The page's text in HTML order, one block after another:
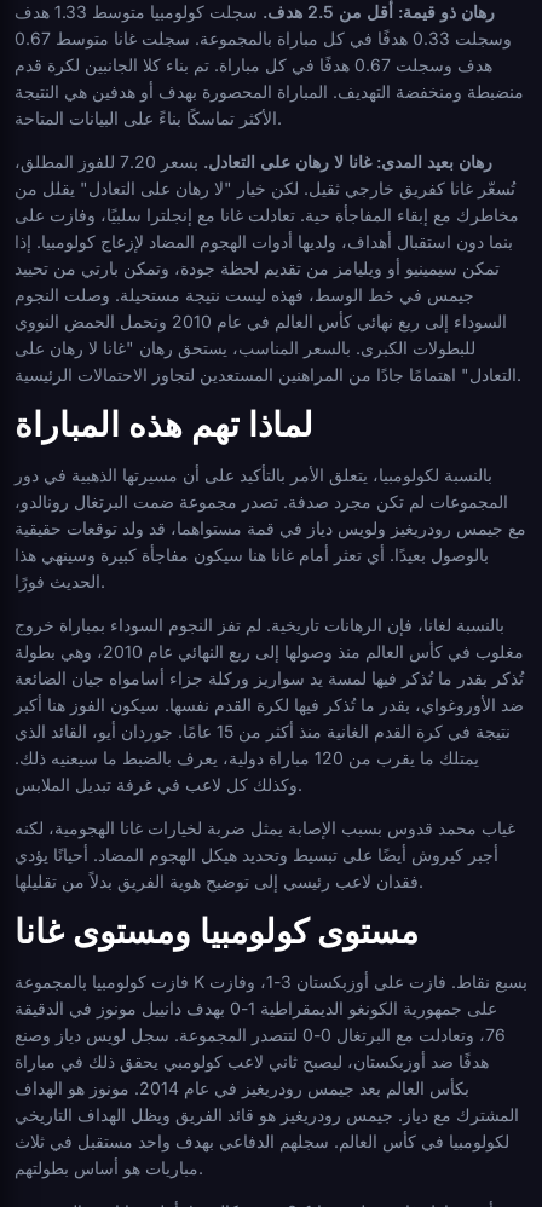
رهان ذو قيمة: أقل من 2.5 هدف.
سجلت كولومبيا متوسط 1.33 هدف
وسجلت 0.33 هدفًا في كل مباراة بالمجموعة. سجلت غانا متوسط 0.67
هدف وسجلت 0.67 هدفًا في كل مباراة. تم بناء كلا الجانبين لكرة قدم
منضبطة ومنخفضة التهديف. المباراة المحصورة بهدف أو هدفين هي النتيجة
الأكثر تماسكًا بناءً على البيانات المتاحة.
رهان بعيد المدى: غانا لا رهان على التعادل.
بسعر 7.20 للفوز المطلق،
تُسعّر غانا كفريق خارجي ثقيل. لكن خيار "لا رهان على التعادل" يقلل من
مخاطرك مع إبقاء المفاجأة حية. تعادلت غانا مع إنجلترا سلبيًا، وفازت على
بنما دون استقبال أهداف، ولديها أدوات الهجوم المضاد لإزعاج كولومبيا. إذا
تمكن سيمينيو أو ويليامز من تقديم لحظة جودة، وتمكن بارتي من تحييد
جيمس في خط الوسط، فهذه ليست نتيجة مستحيلة. وصلت النجوم
السوداء إلى ربع نهائي كأس العالم في عام 2010 وتحمل الحمض النووي
للبطولات الكبرى. بالسعر المناسب، يستحق رهان "غانا لا رهان على
التعادل" اهتمامًا جادًا من المراهنين المستعدين لتجاوز الاحتمالات الرئيسية.
لماذا تهم هذه المباراة
بالنسبة لكولومبيا، يتعلق الأمر بالتأكيد على أن مسيرتها الذهبية في دور
المجموعات لم تكن مجرد صدفة. تصدر مجموعة ضمت البرتغال رونالدو،
مع جيمس رودريغيز ولويس دياز في قمة مستواهما، قد ولد توقعات حقيقية
بالوصول بعيدًا. أي تعثر أمام غانا هنا سيكون مفاجأة كبيرة وسينهي هذا
الحديث فورًا.
بالنسبة لغانا، فإن الرهانات تاريخية. لم تفز النجوم السوداء بمباراة خروج
مغلوب في كأس العالم منذ وصولها إلى ربع النهائي عام 2010، وهي بطولة
تُذكر بقدر ما تُذكر فيها لمسة يد سواريز وركلة جزاء أسامواه جيان الضائعة
ضد الأوروغواي، بقدر ما تُذكر فيها لكرة القدم نفسها. سيكون الفوز هنا أكبر
نتيجة في كرة القدم الغانية منذ أكثر من 15 عامًا. جوردان أيو، القائد الذي
يمتلك ما يقرب من 120 مباراة دولية، يعرف بالضبط ما سيعنيه ذلك.
وكذلك كل لاعب في غرفة تبديل الملابس.
غياب محمد قدوس بسبب الإصابة يمثل ضربة لخيارات غانا الهجومية، لكنه
أجبر كيروش أيضًا على تبسيط وتحديد هيكل الهجوم المضاد. أحيانًا يؤدي
فقدان لاعب رئيسي إلى توضيح هوية الفريق بدلاً من تقليلها.
مستوى كولومبيا ومستوى غانا
فازت كولومبيا بالمجموعة K بسبع نقاط. فازت على أوزبكستان 3-1، وفازت
على جمهورية الكونغو الديمقراطية 1-0 بهدف دانييل مونوز في الدقيقة
76، وتعادلت مع البرتغال 0-0 لتتصدر المجموعة. سجل لويس دياز وصنع
هدفًا ضد أوزبكستان، ليصبح ثاني لاعب كولومبي يحقق ذلك في مباراة
بكأس العالم بعد جيمس رودريغيز في عام 2014. مونوز هو الهداف
المشترك مع دياز. جيمس رودريغيز هو قائد الفريق ويظل الهداف التاريخي
لكولومبيا في كأس العالم. سجلهم الدفاعي بهدف واحد مستقبل في ثلاث
مباريات هو أساس بطولتهم.